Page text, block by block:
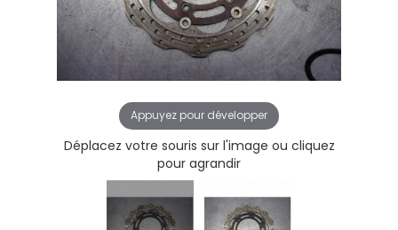
Appuyez pour développer
Déplacez votre souris sur l'image ou cliquez
pour agrandir